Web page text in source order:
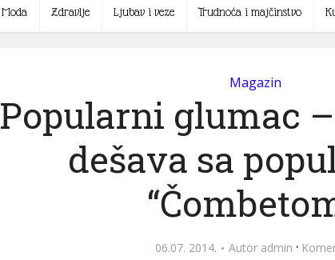
Moda Zdravlje Ljubav i veze Trudnoća i majčinstvo
Magazin
Popularni glumac
dešava sa
06.07. 2014. Autor admin ·